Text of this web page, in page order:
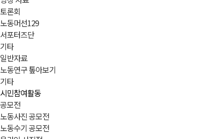
토론회
노동머선129
서포터즈단
기타
일반자료
노동연구 톺아보기
기타
시민참여활동
공모전
노동사진 공모전
노동수기 공모전